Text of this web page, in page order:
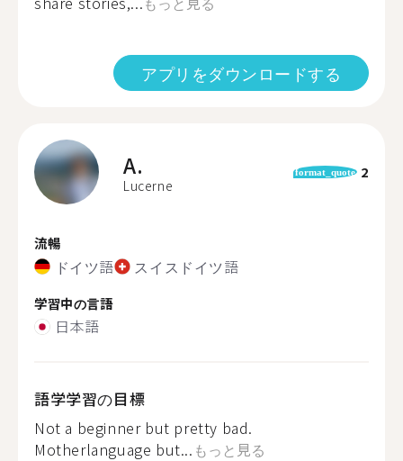
アプリをダウンロードする
A.
Lucerne
format_quote 2
流暢
ドイツ語 スイスドイツ語
学習中の言語
日本語
語学学習の目標
Not a beginner but pretty bad.
Motherlanguage but... もっと見る